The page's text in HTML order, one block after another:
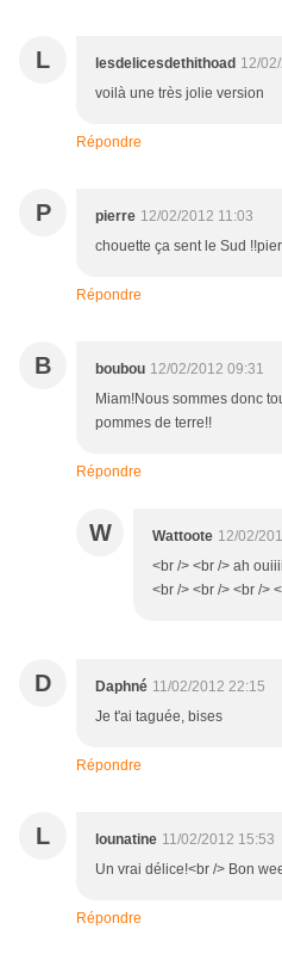
L lesdelicesdethithoad 12/
voilà une très jolie version
Répondre
P pierre 12/02/2012 11:03
chouette ça sent le Sud
Répondre
B boubou 12/02/2012 09:31
Miam!Nous sommes donc
pommes de terre!!
Répondre
W Wattoote 12/02/
<br /> <br /> ah
<br /> <br /> <br />
D Daphné 11/02/2012 22:15
Je t'ai taguée, bises
Répondre
L lounatine 11/02/2012 15:53
Un vrai délice!<br /> Bon
Répondre